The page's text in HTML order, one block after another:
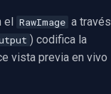
el RawImage a través
) codifica la
vista previa en vivo